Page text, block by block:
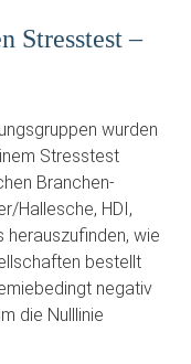
Stresstest –
wurden
Stresstest
Branchen-
Hallesche, HDI,
herauszufinden, wie
bestellt
negativ
die Nulllinie